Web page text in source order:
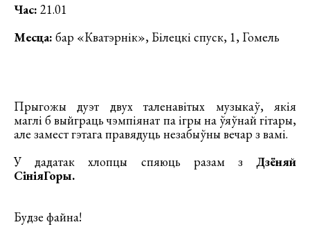
Час: 21.01
Месца: бар «Кватэрнік», Білецкі спуск, 1, Гомель
Прыгожы дуэт двух таленавітых музыкаў, якія
маглі б выйграць чэмпіянат па ігры на ўяўнай гітары,
але замест гэтага правядуць незабыўны вечар з вамі.
У дадатак хлопцы спяюць разам з Дзёняй
СініяГоры.
Будзе файна!